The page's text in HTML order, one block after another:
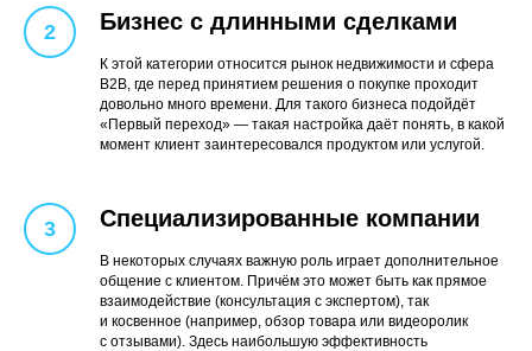
Бизнес с длинными сделками
К этой категории относится рынок недвижимости и сфера
B2B, где перед принятием решения о покупке проходит
довольно много времени. Для такого бизнеса подойдёт
«Первый переход» — такая настройка даёт понять, в какой
момент клиент заинтересовался продуктом или услугой.
Специализированные компании
В некоторых случаях важную роль играет дополнительное
общение с клиентом. Причём это может быть как прямое
взаимодействие (консультация с экспертом), так
и косвенное (например, обзор товара или видеоролик
с отзывами). Здесь наибольшую эффективность